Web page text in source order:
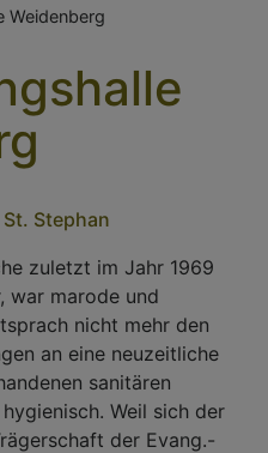
Weidenberg
Stephan
zuletzt im Jahr 1969
war marode und
nicht mehr den
an eine neuzeitliche
sanitären
Weil sich der
der Evang.-